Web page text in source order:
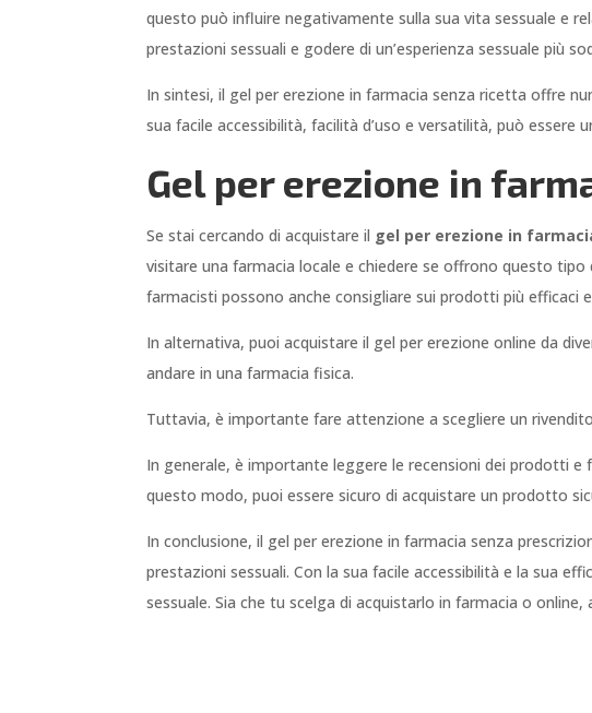
questo può influire negativamente sulla sua vita sessuale e
prestazioni sessuali e godere di un’esperienza sessuale più
In sintesi, il gel per erezione in farmacia senza ricetta offre
sua facile accessibilità, facilità d’uso e versatilità, può
Gel per erezione in
Se stai cercando di acquistare il gel per erezione in
visitare una farmacia locale e chiedere se offrono questo
farmacisti possono anche consigliare sui prodotti più efficaci
In alternativa, puoi acquistare il gel per erezione online da
andare in una farmacia fisica.
Tuttavia, è importante fare attenzione a scegliere un
In generale, è importante leggere le recensioni dei prodotti e
questo modo, puoi essere sicuro di acquistare un prodotto
In conclusione, il gel per erezione in farmacia senza
prestazioni sessuali. Con la sua facile accessibilità e la sua
sessuale. Sia che tu scelga di acquistarlo in farmacia o